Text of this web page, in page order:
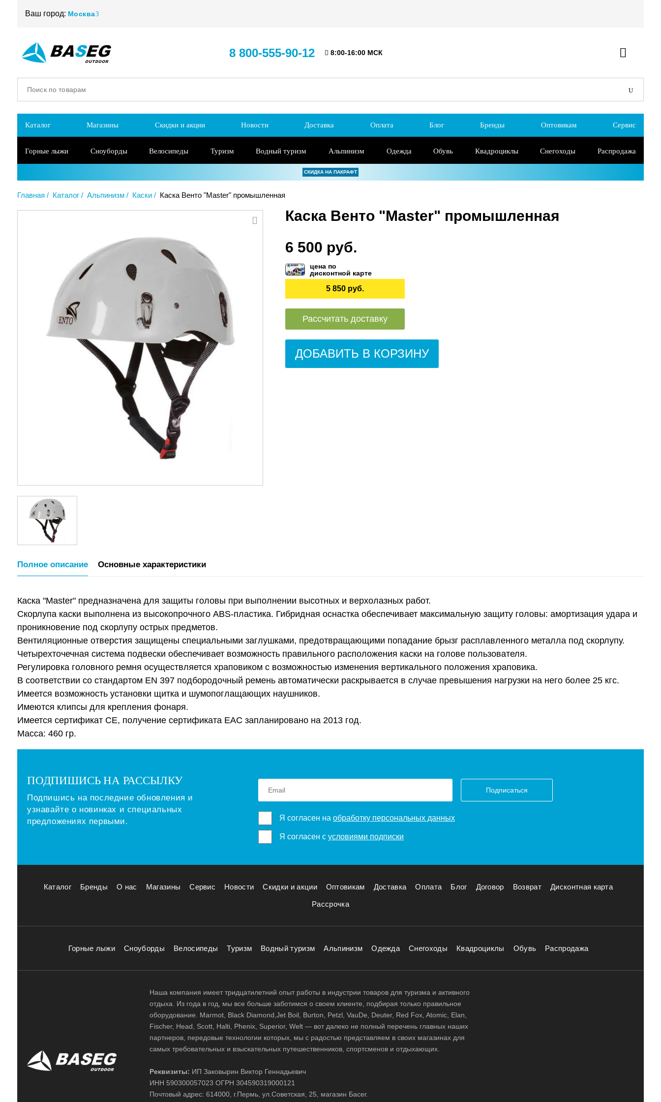
Ваш город: Москва
8 800-555-90-12 8:00-16:00 МСК
Каталог Магазины Скидки и акции Новости Доставка Оплата Блог Бренды Оптовикам Сервис
Горные лыжи Сноуборды Велосипеды Туризм Водный туризм Альпинизм Одежда Обувь Квадроциклы Снегоходы Распродажа
СКИДКА НА ПАКРАФТ
Главная Каталог Альпинизм Каски Каска Венто "Master" промышленная
Каска Венто "Master" промышленная
6 500 руб.
цена по
дисконтной карте
5 850 руб.
Рассчитать доставку
ДОБАВИТЬ В КОРЗИНУ
Полное описание Основные характеристики
Каска "Master" предназначена для защиты головы при выполнении высотных и верхолазных работ.
Скорлупа каски выполнена из высокопрочного ABS-пластика. Гибридная оснастка обеспечивает максимальную защиту головы: амортизация удара и
проникновение под скорлупу острых предметов.
Вентиляционные отверстия защищены специальными заглушками, предотвращающими попадание брызг расплавленного металла под скорлупу.
Четырехточечная система подвески обеспечивает возможность правильного расположения каски на голове пользователя.
Регулировка головного ремня осуществляется храповиком с возможностью изменения вертикального положения храповика.
В соответствии со стандартом EN 397 подбородочный ремень автоматически раскрывается в случае превышения нагрузки на него более 25 кгс.
Имеется возможность установки щитка и шумопоглащающих наушников.
Имеются клипсы для крепления фонаря.
Имеется сертификат CE, получение сертификата EAC запланировано на 2013 год.
Масса: 460 гр.
ПОДПИШИСЬ НА РАССЫЛКУ
Подпишись на последние обновления и
узнавайте о новинках и специальных
предложениях первыми.
Подписаться
Я согласен на обработку персональных данных
Я согласен с условиями подписки
Каталог Бренды О нас Магазины Сервис Новости Скидки и акции Оптовикам Доставка Оплата Блог Договор Возврат Дисконтная карта
Рассрочка
Горные лыжи Сноуборды Велосипеды Туризм Водный туризм Альпинизм Одежда Снегоходы Квадроциклы Обувь Распродажа
Наша компания имеет тридцатилетний опыт работы в индустрии товаров для туризма и активного
отдыха. Из года в год, мы все больше заботимся о своем клиенте, подбирая только правильное
оборудование. Marmot, Black Diamond,Jet Boil, Burton, Petzl, VauDe, Deuter, Red Fox, Atomic, Elan,
Fischer, Head, Scott, Halti, Phenix, Superior, Welt — вот далеко не полный перечень главных наших
партнеров, передовые технологии которых, мы с радостью представляем в своих магазинах для
самых требовательных и взыскательных путешественников, спортсменов и отдыхающих.
Реквизиты: ИП Заковырин Виктор Геннадьевич
ИНН 590300057023 ОГРН 304590319000121
Почтовый адрес: 614000, г.Пермь, ул.Советская, 25, магазин Басег.